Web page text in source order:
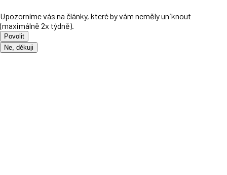
Upozorníme vás na články, které by vám neměly uniknout
(maximálně 2x týdně).
Povolit
Ne, děkuji